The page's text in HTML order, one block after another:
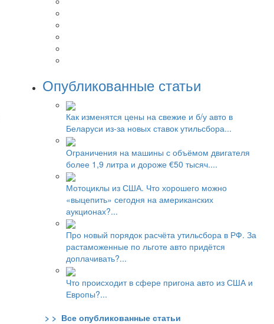
Опубликованные статьи
Как изменятся цены на свежие и б/у авто в
Беларуси из-за новых ставок утильсбора...
Ограничения на машины с объёмом двигателя
более 1,9 литра и дороже €50 тысяч....
Мотоциклы из США. Что хорошего можно
«выцепить» сегодня на американских
аукционах?...
Про новый порядок расчёта утильсбора в РФ. За
растаможенные по льготе авто придётся
доплачивать?...
Что происходит в сфере пригона авто из США и
Европы?...
> > Все опубликованные статьи